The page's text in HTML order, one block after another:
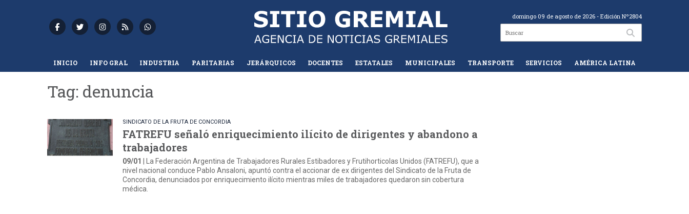
domingo 09 de agosto de 2026 - Edición Nº2804
INICIO INFO GRAL INDUSTRIA PARITARIAS JERÁRQUICOS DOCENTES ESTATALES MUNICIPALES TRANSPORTE SERVICIOS AMÉRICA LATINA
Tag: denuncia
SINDICATO DE LA FRUTA DE CONCORDIA
FATREFU señaló enriquecimiento ilícito de dirigentes y abandono a
trabajadores
09/01
| La Federación Argentina de Trabajadores Rurales Estibadores y Frutihorticolas Unidos (FATREFU), que a
nivel nacional conduce Pablo Ansaloni, apuntó contra el accionar de ex dirigentes del Sindicato de la Fruta de
Concordia, denunciados por enriquecimiento ilícito mientras miles de trabajadores quedaron sin cobertura
médica.